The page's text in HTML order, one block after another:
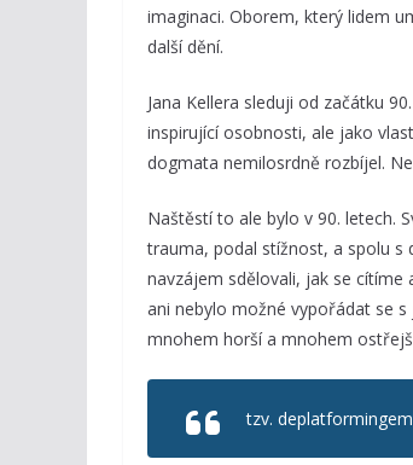
imaginaci. Oborem, který lidem
další dění.
Jana Kellera sleduji od začátku
inspirující osobnosti, ale jako
dogmata nemilosrdně rozbíjel.
Naštěstí to ale bylo v 90. letech.
trauma, podal stížnost, a spolu s
navzájem sdělovali, jak se
ani nebylo možné vypořádat se
mnohem horší a mnohem
tzv.